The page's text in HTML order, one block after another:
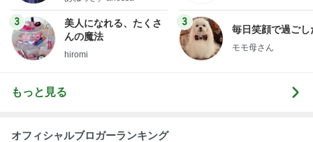
3
美人になれる、たくさ
んの魔法
hiromi
3
毎日笑顔で過ごし
モモ母さん
もっと見る
オフィシャルブロガーランキング